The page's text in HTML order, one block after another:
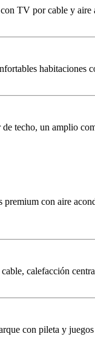
TV por cable y
techo, un amplio
con aire
calefacción
con pileta y